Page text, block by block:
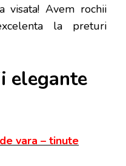
visata! Avem rochii
la preturi
elegante
vara – tinute